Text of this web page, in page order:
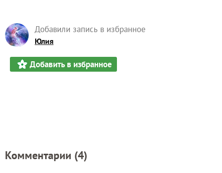
Добавили запись в избранное
Юлия
Добавить в избранное
Комментарии (4)